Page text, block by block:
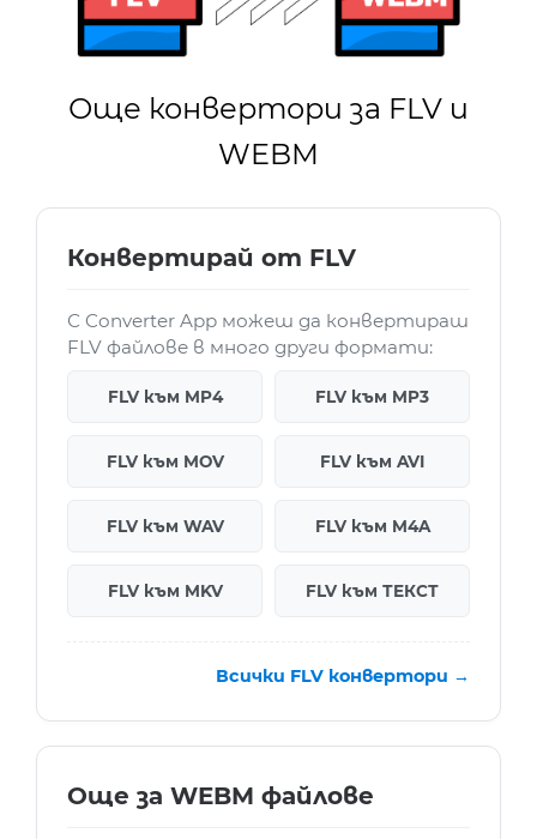
Още конвертори за FLV и
WEBM
Конвертирай от FLV
С Converter App можеш да конвертираш
FLV файлове в много други формати:
FLV към MP4 FLV към MP3
FLV към MOV FLV към AVI
FLV към WAV FLV към M4A
FLV към MKV FLV към ТЕКСТ
Всички FLV конвертори →
Още за WEBM файлове